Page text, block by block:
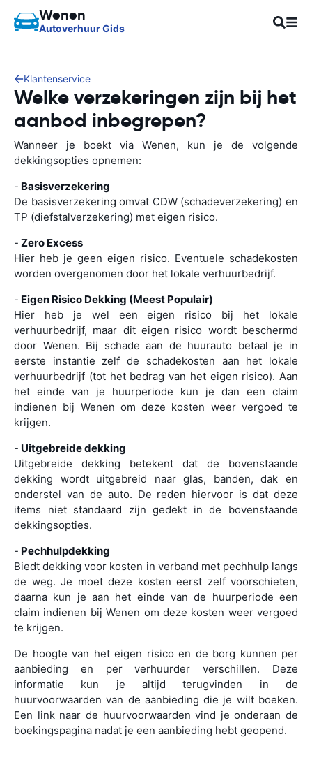
Wenen
Autoverhuur Gids
Klantenservice
Welke verzekeringen zijn bij het
aanbod inbegrepen?
Wanneer je boekt via Wenen, kun je de volgende
dekkingsopties opnemen:
- Basisverzekering
De basisverzekering omvat CDW (schadeverzekering) en
TP (diefstalverzekering) met eigen risico.
- Zero Excess
Hier heb je geen eigen risico. Eventuele schadekosten
worden overgenomen door het lokale verhuurbedrijf.
- Eigen Risico Dekking (Meest Populair)
Hier heb je wel een eigen risico bij het lokale
verhuurbedrijf, maar dit eigen risico wordt beschermd
door Wenen. Bij schade aan de huurauto betaal je in
eerste instantie zelf de schadekosten aan het lokale
verhuurbedrijf (tot het bedrag van het eigen risico). Aan
het einde van je huurperiode kun je dan een claim
indienen bij Wenen om deze kosten weer vergoed te
krijgen.
- Uitgebreide dekking
Uitgebreide dekking betekent dat de bovenstaande
dekking wordt uitgebreid naar glas, banden, dak en
onderstel van de auto. De reden hiervoor is dat deze
items niet standaard zijn gedekt in de bovenstaande
dekkingsopties.
- Pechhulpdekking
Biedt dekking voor kosten in verband met pechhulp langs
de weg. Je moet deze kosten eerst zelf voorschieten,
daarna kun je aan het einde van de huurperiode een
claim indienen bij Wenen om deze kosten weer vergoed
te krijgen.
De hoogte van het eigen risico en de borg kunnen per
aanbieding en per verhuurder verschillen. Deze
informatie kun je altijd terugvinden in de
huurvoorwaarden van de aanbieding die je wilt boeken.
Een link naar de huurvoorwaarden vind je onderaan de
boekingspagina nadat je een aanbieding hebt geopend.